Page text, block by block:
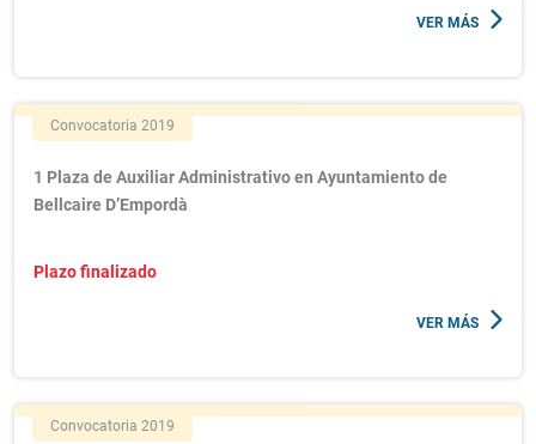
VER MÁS
Convocatoria 2019
1 Plaza de Auxiliar Administrativo en Ayuntamiento de
Bellcaire D’Empordà
Plazo finalizado
VER MÁS
Convocatoria 2019